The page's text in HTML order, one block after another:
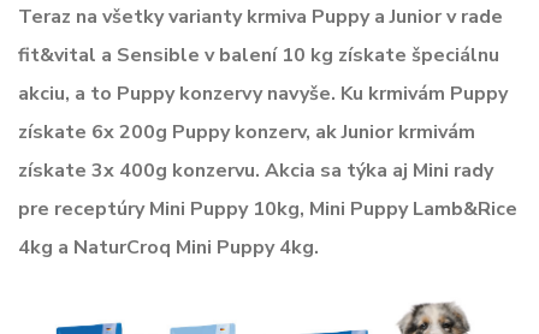
Teraz na všetky varianty krmiva Puppy a Junior v rade
fit&vital a Sensible v balení 10 kg získate špeciálnu
akciu, a to Puppy konzervy navyše. Ku krmivám Puppy
získate 6x 200g Puppy konzerv, ak Junior krmivám
získate 3x 400g konzervu. Akcia sa týka aj Mini rady
pre receptúry Mini Puppy 10kg, Mini Puppy Lamb&Rice
4kg a NaturCroq Mini Puppy 4kg.